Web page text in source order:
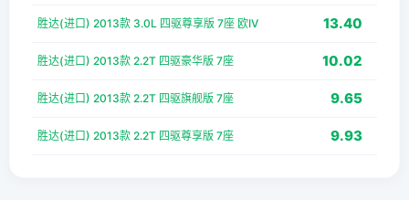
胜达(进口) 2013款 3.0L 四驱尊享版 7座 欧IV 13.40
胜达(进口) 2013款 2.2T 四驱豪华版 7座 10.02
胜达(进口) 2013款 2.2T 四驱旗舰版 7座 9.65
胜达(进口) 2013款 2.2T 四驱尊享版 7座 9.93